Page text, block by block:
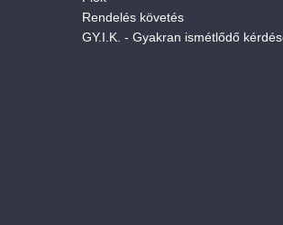
Rendelés követés
GY.I.K. - Gyakran ismétlődő